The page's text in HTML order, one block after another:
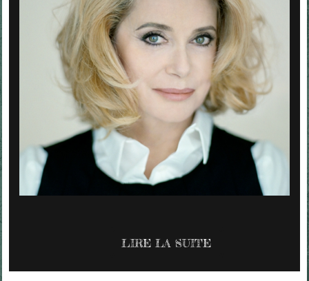
LIRE LA SUITE